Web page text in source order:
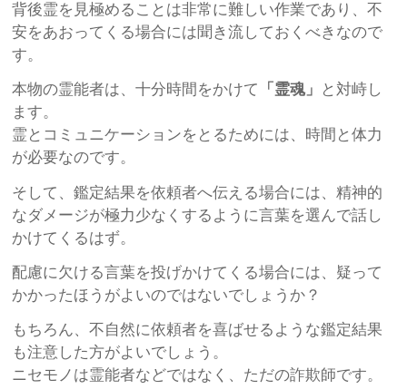
背後霊を見極めることは非常に難しい作業であり、不
安をあおってくる場合には聞き流しておくべきなので
す。
本物の霊能者は、十分時間をかけて 「霊魂」
と対峙し
ます。
霊とコミュニケーションをとるためには、時間と体力
が必要なのです。
そして、鑑定結果を依頼者へ伝える場合には、精神的
なダメージが極力少なくするように言葉を選んで話し
かけてくるはず。
配慮に欠ける言葉を投げかけてくる場合には、疑って
かかったほうがよいのではないでしょうか？
もちろん、不自然に依頼者を喜ばせるような鑑定結果
も注意した方がよいでしょう。
ニセモノは霊能者などではなく、ただの詐欺師です。